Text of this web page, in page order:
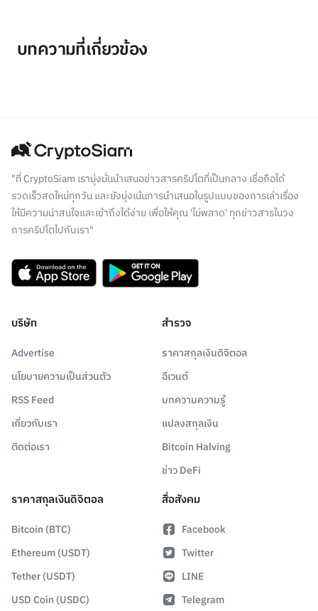
บทความที่เกี่ยวข้อง
"ที่ CryptoSiam เรามุ่งมั่นนำเสนอข่าวสารคริปโตที่เป็นกลาง เชื่อถือได้
รวดเร็วสดใหม่ทุกวัน และยังมุ่งเน้นการนำเสนอในรูปแบบของการเล่าเรื่อง
ให้มีความน่าสนใจและเข้าถึงได้ง่าย เพื่อให้คุณ 'ไม่พลาด' ทุกข่าวสารในวง
การคริปโตไปกับเรา"
บริษัท
Advertise
นโยบายความเป็นส่วนตัว
RSS Feed
เกี่ยวกับเรา
ติดต่อเรา
สำรวจ
ราคาสกุลเงินดิจิตอล
อีเวนต์
บทความความรู้
แปลงสกุลเงิน
Bitcoin Halving
ข่าว DeFi
ราคาสกุลเงินดิจิตอล
Bitcoin (BTC)
Ethereum (USDT)
Tether (USDT)
USD Coin (USDC)
สื่อสังคม
Facebook
Twitter
LINE
Telegram